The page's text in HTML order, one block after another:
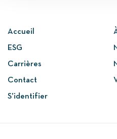
Accueil
ESG
Carrières
Contact
S’identifier